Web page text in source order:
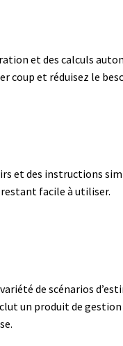
et des calculs
coup et réduisez le
et des instructions
facile à utiliser.
de scénarios
un produit de gestion